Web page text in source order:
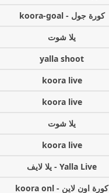
كورة جول - koora-goal
يلا شوت
yalla shoot
koora live
koora live
يلا شوت
koora live
Yalla Live - يلا لايف
كورة اون لاين - koora onl